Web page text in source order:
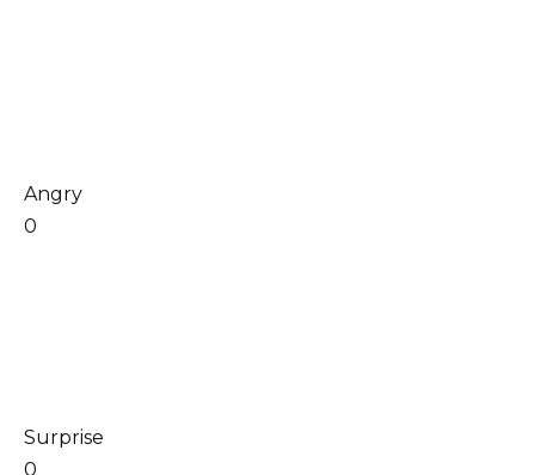
Angry
0
Surprise
0